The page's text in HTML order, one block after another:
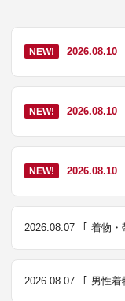
NEW! 2026.08.10
NEW! 2026.08.10
NEW! 2026.08.10
2026.08.07 ｢ 着物・
2026.08.07 ｢ 男性着